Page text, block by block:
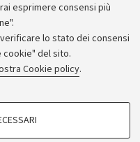
esprimere consensi più
lo stato dei consensi
cookie" del sito.
Cookie policy.
accessibilità
legali